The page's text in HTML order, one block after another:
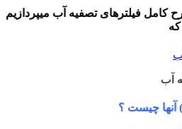
کامل فیلترهای تصفیه آب میپردازیم
آب
آنها چیست ؟